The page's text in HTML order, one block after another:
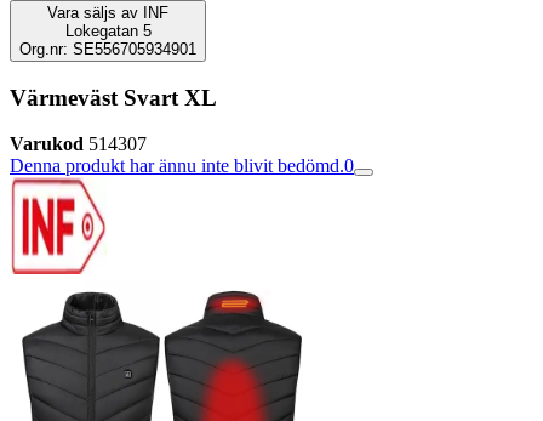
Vara säljs av
INF
Lokegatan 5
Org.nr: SE556705934901
Värmeväst Svart XL
Varukod 514307
Denna produkt har ännu inte blivit bedömd.0